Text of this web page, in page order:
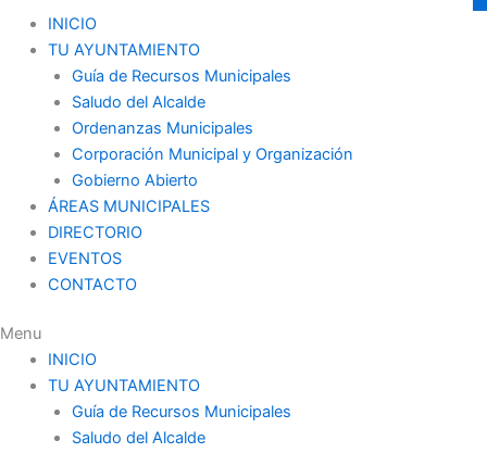
INICIO
TU AYUNTAMIENTO
Guía de Recursos Municipales
Saludo del Alcalde
Ordenanzas Municipales
Corporación Municipal y Organización
Gobierno Abierto
ÁREAS MUNICIPALES
DIRECTORIO
EVENTOS
CONTACTO
Menu
INICIO
TU AYUNTAMIENTO
Guía de Recursos Municipales
Saludo del Alcalde